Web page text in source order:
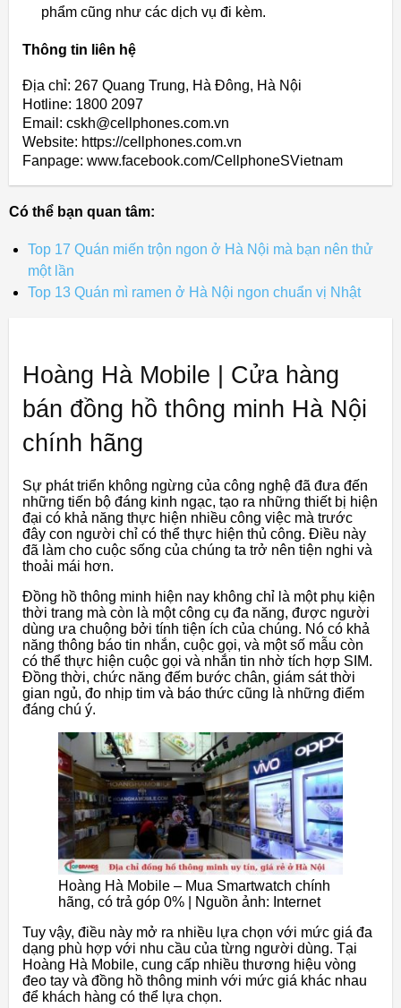
phẩm cũng như các dịch vụ đi kèm.
Thông tin liên hệ
Địa chỉ: 267 Quang Trung, Hà Đông, Hà Nội
Hotline: 1800 2097
Email: cskh@cellphones.com.vn
Website: https://cellphones.com.vn
Fanpage: www.facebook.com/CellphoneSVietnam
Có thể bạn quan tâm:
Top 17 Quán miến trộn ngon ở Hà Nội mà bạn nên thử
một lần
Top 13 Quán mì ramen ở Hà Nội ngon chuẩn vị Nhật
Hoàng Hà Mobile | Cửa hàng
bán đồng hồ thông minh Hà Nội
chính hãng
Sự phát triển không ngừng của công nghệ đã đưa đến
những tiến bộ đáng kinh ngạc, tạo ra những thiết bị hiện
đại có khả năng thực hiện nhiều công việc mà trước
đây con người chỉ có thể thực hiện thủ công. Điều này
đã làm cho cuộc sống của chúng ta trở nên tiện nghi và
thoải mái hơn.
Đồng hồ thông minh hiện nay không chỉ là một phụ kiện
thời trang mà còn là một công cụ đa năng, được người
dùng ưa chuộng bởi tính tiện ích của chúng. Nó có khả
năng thông báo tin nhắn, cuộc gọi, và một số mẫu còn
có thể thực hiện cuộc gọi và nhắn tin nhờ tích hợp SIM.
Đồng thời, chức năng đếm bước chân, giám sát thời
gian ngủ, đo nhịp tim và báo thức cũng là những điểm
đáng chú ý.
Hoàng Hà Mobile – Mua Smartwatch chính
hãng, có trả góp 0% | Nguồn ảnh: Internet
Tuy vậy, điều này mở ra nhiều lựa chọn với mức giá đa
dạng phù hợp với nhu cầu của từng người dùng. Tại
Hoàng Hà Mobile, cung cấp nhiều thương hiệu vòng
đeo tay và đồng hồ thông minh với mức giá khác nhau
để khách hàng có thể lựa chọn.